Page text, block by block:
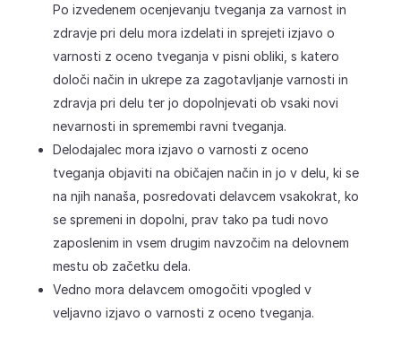
Po izvedenem ocenjevanju tveganja za varnost in
zdravje pri delu mora izdelati in sprejeti izjavo o
varnosti z oceno tveganja v pisni obliki, s katero
določi način in ukrepe za zagotavljanje varnosti in
zdravja pri delu ter jo dopolnjevati ob vsaki novi
nevarnosti in spremembi ravni tveganja.
Delodajalec mora izjavo o varnosti z oceno
tveganja objaviti na običajen način in jo v delu, ki se
na njih nanaša, posredovati delavcem vsakokrat, ko
se spremeni in dopolni, prav tako pa tudi novo
zaposlenim in vsem drugim navzočim na delovnem
mestu ob začetku dela.
Vedno mora delavcem omogočiti vpogled v
veljavno izjavo o varnosti z oceno tveganja.